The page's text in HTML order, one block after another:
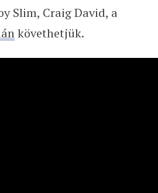
Slim, Craig David, a
követhetjük.